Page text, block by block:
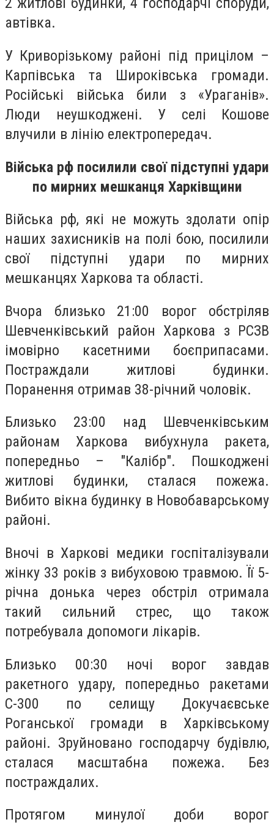
автівка.
У Криворізькому районі під прицілом –
Карпівська та Широківська громади.
Російські війська били з «Ураганів».
Люди неушкоджені. У селі Кошове
влучили в лінію електропередач.
Війська рф посилили свої підступні удари
по мирних мешканця Харківщини
Війська рф, які не можуть здолати опір
наших захисників на полі бою, посилили
свої підступні удари по мирних
мешканцях Харкова та області.
Вчора близько 21:00 ворог обстріляв
Шевченківський район Харкова з РСЗВ
імовірно касетними боєприпасами.
Постраждали житлові будинки.
Поранення отримав 38-річний чоловік.
Близько 23:00 над Шевченківським
районам Харкова вибухнула ракета,
попередньо – "Калібр". Пошкоджені
житлові будинки, сталася пожежа.
Вибито вікна будинку в Новобаварському
районі.
Вночі в Харкові медики госпіталізували
жінку 33 років з вибуховою травмою. Її 5-
річна донька через обстріл отримала
такий сильний стрес, що також
потребувала допомоги лікарів.
Близько 00:30 ночі ворог завдав
ракетного удару, попередньо ракетами
С-300 по селищу Докучаєвське
Роганської громади в Харківському
районі. Зруйновано господарчу будівлю,
сталася масштабна пожежа. Без
постраждалих.
Протягом минулої доби ворог